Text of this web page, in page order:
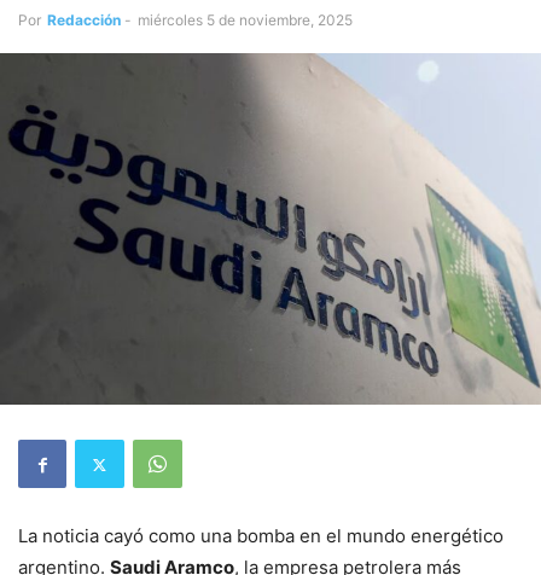
Por Redacción - miércoles 5 de noviembre, 2025
La noticia cayó como una bomba en el mundo energético
argentino. Saudi Aramco, la empresa petrolera más